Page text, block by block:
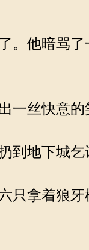
。他暗骂
丝快意的
地下城乞
拿着狼牙